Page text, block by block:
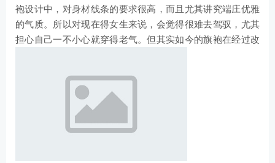
袍设计中，对身材线条的要求很高，而且尤其讲究端庄优雅
的气质。所以对现在得女生来说，会觉得很难去驾驭，尤其
担心自己一不小心就穿得老气。但其实如今的旗袍在经过改